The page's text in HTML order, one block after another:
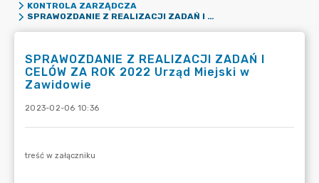
KONTROLA ZARZĄDCZA
SPRAWOZDANIE Z REALIZACJI ZADAŃ I CELÓW ZA ROK 2022 URZĄD MIEJSKI W ZAWIDOWIE
SPRAWOZDANIE Z REALIZACJI ZADAŃ I
CELÓW ZA ROK 2022 Urząd Miejski w
Zawidowie
2023-02-06 10:36